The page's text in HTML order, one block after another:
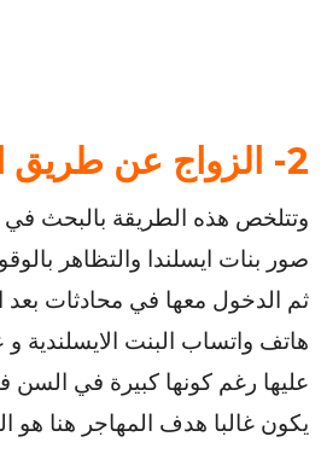
2- الزواج عن طريق الخداع
وتتلخص هذه الطريقة بالبحث
صور بنات ايسلندا والتظاهر
ثم الدخول معها في محادثات
هاتف واتساب البنت
عليها رغم كونها كبيرة في السن
يكون غالبا هدف المهاجر هنا هو